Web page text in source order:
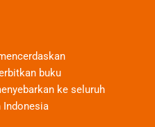
buku
ke seluruh
Indonesia